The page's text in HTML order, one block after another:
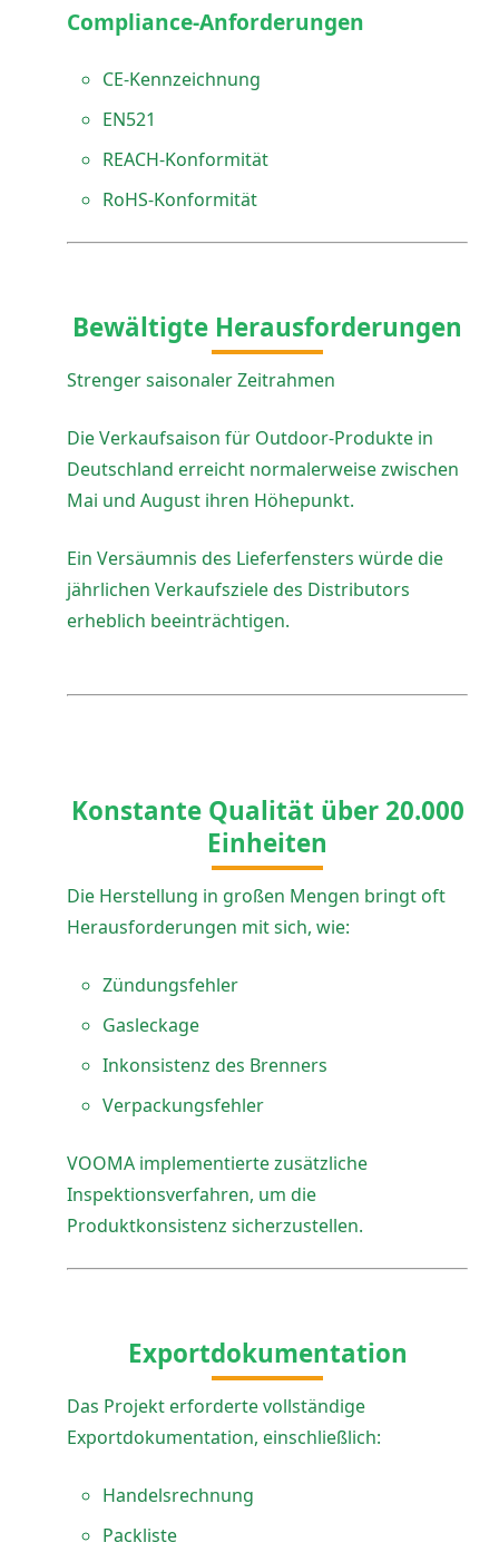
Compliance-Anforderungen
CE-Kennzeichnung
EN521
REACH-Konformität
RoHS-Konformität
Bewältigte Herausforderungen
Strenger saisonaler Zeitrahmen
Die Verkaufsaison für Outdoor-Produkte in
Deutschland erreicht normalerweise zwischen
Mai und August ihren Höhepunkt.
Ein Versäumnis des Lieferfensters würde die
jährlichen Verkaufsziele des Distributors
erheblich beeinträchtigen.
Konstante Qualität über 20.000
Einheiten
Die Herstellung in großen Mengen bringt oft
Herausforderungen mit sich, wie:
Zündungsfehler
Gasleckage
Inkonsistenz des Brenners
Verpackungsfehler
VOOMA implementierte zusätzliche
Inspektionsverfahren, um die
Produktkonsistenz sicherzustellen.
Exportdokumentation
Das Projekt erforderte vollständige
Exportdokumentation, einschließlich:
Handelsrechnung
Packliste